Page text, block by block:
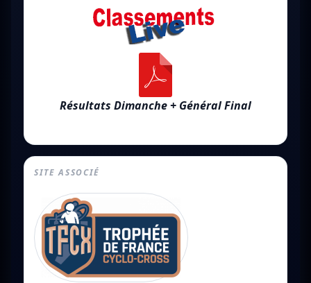
Résultats Dimanche + Général Final
SITE ASSOCIÉ